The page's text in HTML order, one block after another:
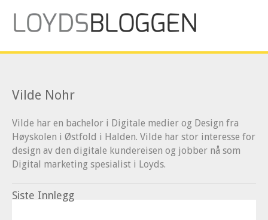
Vilde Nohr
Vilde har en bachelor i Digitale medier og Design fra
Høyskolen i Østfold i Halden. Vilde har stor interesse for
design av den digitale kundereisen og jobber nå som
Digital marketing spesialist i Loyds.
Siste Innlegg